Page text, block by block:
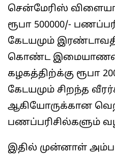
சென்மேரிஸ்
ரூபா 500000/-
கேடயமும்
கொண்ட இமையாணன்
கழகத்திற்க்கு ரூபா
கேடயமும் சிறந்த
ஆகியோருக்கான
பணப்பரிசில்களும்
இதில் முன்னாள்